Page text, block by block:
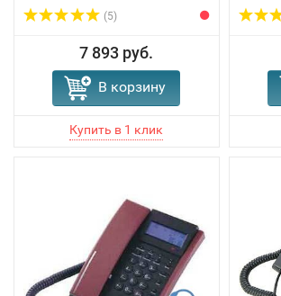
(5)
7 893 руб.
В корзину